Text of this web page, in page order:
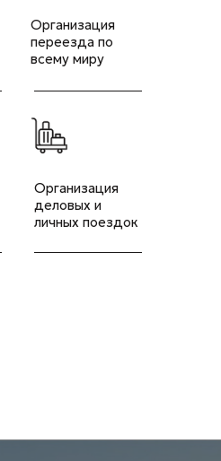
Организация
переезда по
всему миру
Организация
деловых и
личных поездок